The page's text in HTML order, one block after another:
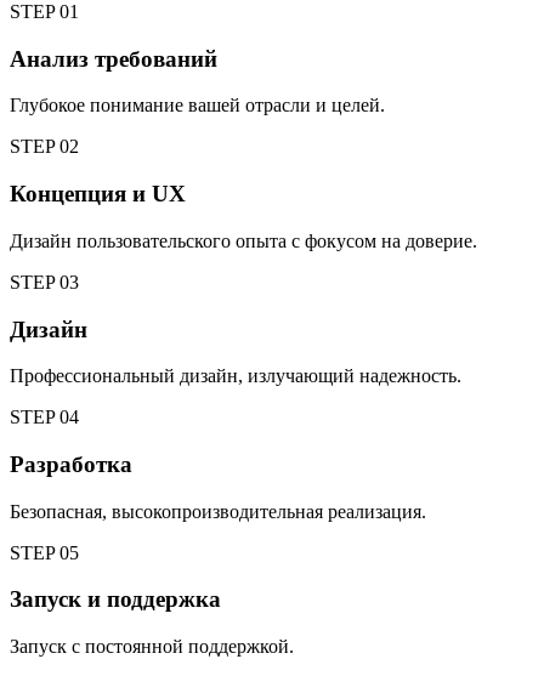
STEP01
Анализ требований
Глубокое понимание вашей отрасли и целей.
STEP02
Концепция и UX
Дизайн пользовательского опыта с фокусом на доверие.
STEP03
Дизайн
Профессиональный дизайн, излучающий надежность.
STEP04
Разработка
Безопасная, высокопроизводительная реализация.
STEP05
Запуск и поддержка
Запуск с постоянной поддержкой.